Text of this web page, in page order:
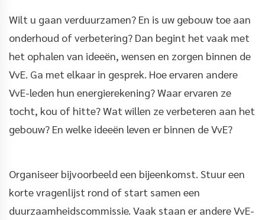
Wilt u gaan verduurzamen? En is uw gebouw toe aan
onderhoud of verbetering? Dan begint het vaak met
het ophalen van ideeën, wensen en zorgen binnen de
VvE. Ga met elkaar in gesprek. Hoe ervaren andere
VvE-leden hun energierekening? Waar ervaren ze
tocht, kou of hitte? Wat willen ze verbeteren aan het
gebouw? En welke ideeën leven er binnen de VvE?
Organiseer bijvoorbeeld een bijeenkomst. Stuur een
korte vragenlijst rond of start samen een
duurzaamheidscommissie. Vaak staan er andere VvE-